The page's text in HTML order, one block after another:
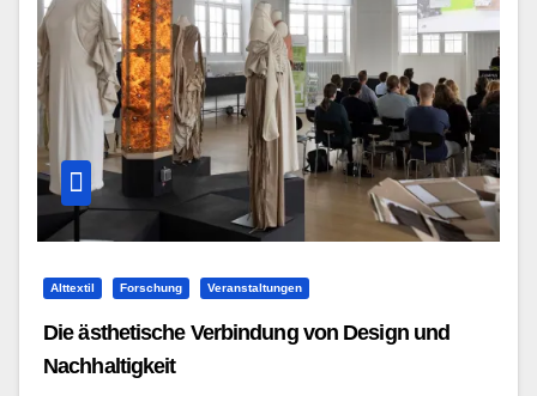
Alttextil Forschung Veranstaltungen
Die ästhetische Verbindung von Design und
Nachhaltigkeit